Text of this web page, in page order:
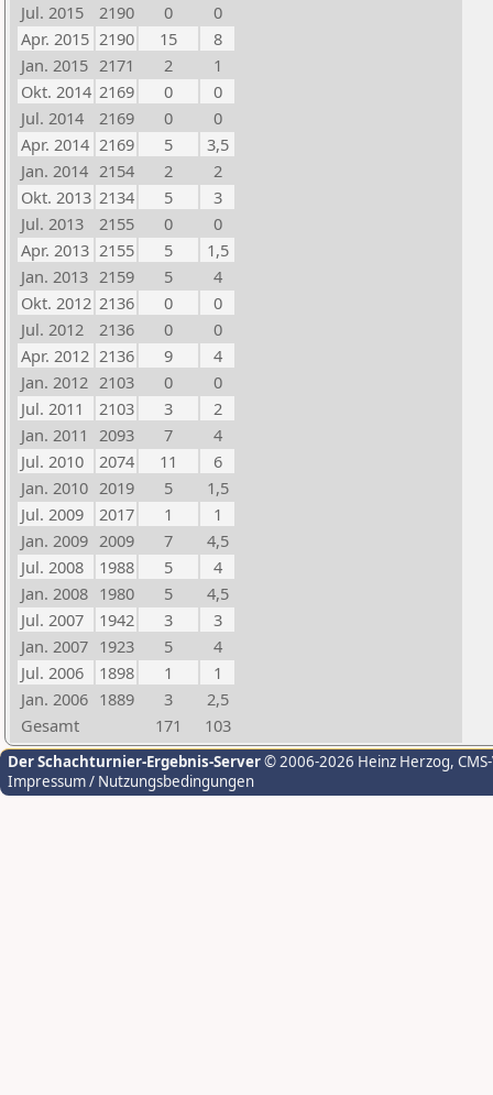
Jul. 2015
2190 0
0
Apr. 2015 2190 15
8
Jan. 2015 2171 2
1
Okt. 2014 2169 0
0
Jul. 2014
2169 0
0
Apr. 2014 2169 5
3,5
Jan. 2014 2154 2
2
Okt. 2013 2134 5
3
Jul. 2013
2155 0
0
Apr. 2013 2155 5
1,5
Jan. 2013 2159 5
4
Okt. 2012 2136 0
0
Jul. 2012
2136 0
0
Apr. 2012 2136 9
4
Jan. 2012 2103 0
0
Jul. 2011
2103 3
2
Jan. 2011 2093 7
4
Jul. 2010
2074 11
6
Jan. 2010 2019 5
1,5
Jul. 2009
2017 1
1
Jan. 2009 2009 7
4,5
Jul. 2008
1988 5
4
Jan. 2008 1980 5
4,5
Jul. 2007
1942 3
3
Jan. 2007 1923 5
4
Jul. 2006
1898 1
1
Jan. 2006 1889 3
2,5
Gesamt
171 103
Der Schachturnier-Ergebnis-Server© 2006-2026 Heinz Herzog,
Impressum / Nutzungsbedingungen